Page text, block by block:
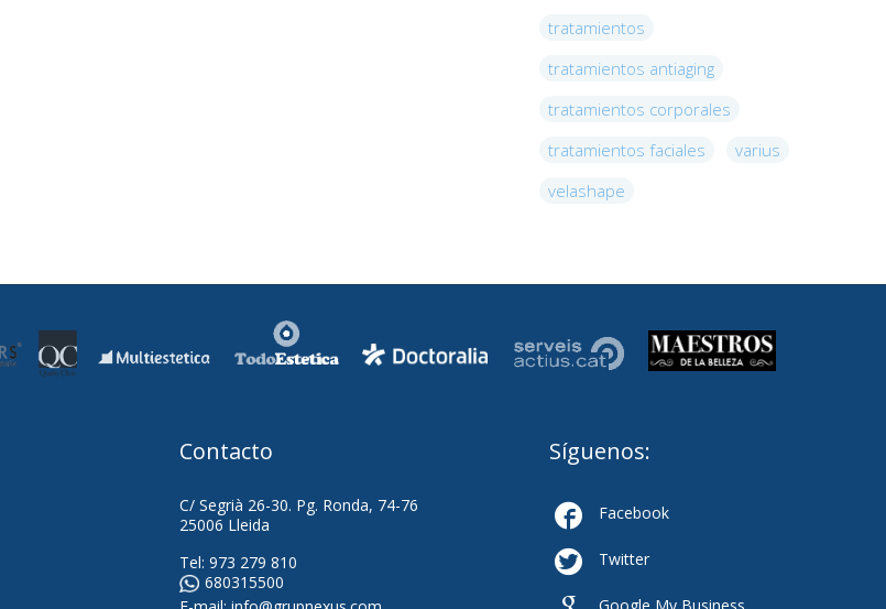
tratamientos
tratamientos antiaging
tratamientos corporales
tratamientos faciales
varius
velashape
Contacto
C/ Segrià 26-30. Pg. Ronda, 74-76
25006 Lleida
Tel: 973 279 810
680315500
Síguenos:
 Facebook
 Twitter
Google My Business